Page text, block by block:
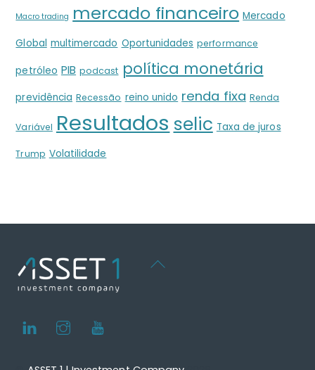
Macro trading mercado financeiro Mercado
Global multimercado Oportunidades performance
petróleo PIB podcast política monetária
previdência Recessão reino unido renda fixa Renda
Variável Resultados selic Taxa de juros
Trump Volatilidade
Back
LinkedIn Instagram